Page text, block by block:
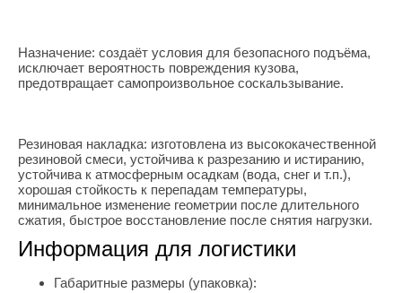
Назначение: создаёт условия для безопасного подъёма,
исключает вероятность повреждения кузова,
предотвращает самопроизвольное соскальзывание.
Резиновая накладка: изготовлена из высококачественной
резиновой смеси, устойчива к разрезанию и истиранию,
устойчива к атмосферным осадкам (вода, снег и т.п.),
хорошая стойкость к перепадам температуры,
минимальное изменение геометрии после длительного
сжатия, быстрое восстановление после снятия нагрузки.
Информация для логистики
Габаритные размеры (упаковка):